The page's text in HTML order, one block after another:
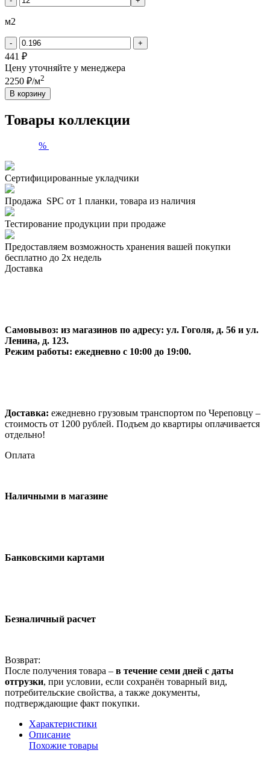
1012
Гелиодор
м2
- +
441 ₽
Цену уточняйте у менеджера
2250 ₽/м2
В корзину
Товары коллекции
%
Сертифицированные укладчики
Продажа SPC от 1 планки, товара из наличия
Тестирование продукции при продаже
Предоставляем возможность хранения вашей покупки
бесплатно до 2х недель
Доставка
Самовывоз: из магазинов по адресу: ул. Гоголя, д. 56 и ул.
Ленина, д. 123.
Режим работы: ежедневно с 10:00 до 19:00.
Доставка: ежедневно грузовым транспортом по Череповцу –
стоимость от 1200 рублей. Подъем до квартиры оплачивается
отдельно!
Оплата
Наличными в магазине
Банковскими картами
Безналичный расчет
Возврат:
После получения товара – в течение семи дней с даты
отгрузки, при условии, если сохранён товарный вид,
потребительские свойства, а также документы,
подтверждающие факт покупки.
Характеристики
Описание
Похожие товары